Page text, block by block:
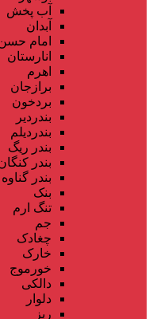
آب پخش
آبدان
امام حسن
انارستان
اهرم
برازجان
بردخون
بندردیر
بندردیلم
بندر ریگ
بندر کنگان
بندر گناوه
بنک
تنگ ارم
جم
چغادک
خارک
خورموج
دالکی
دلوار
ریز